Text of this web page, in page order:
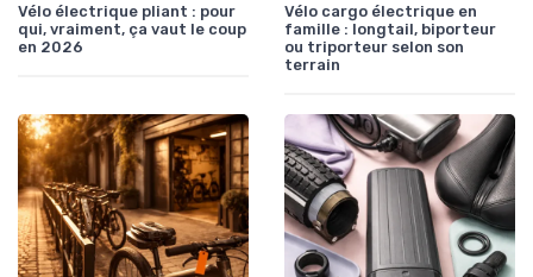
Vélo électrique pliant : pour
qui, vraiment, ça vaut le coup
en 2026
Vélo cargo électrique en
famille : longtail, biporteur
ou triporteur selon son
terrain